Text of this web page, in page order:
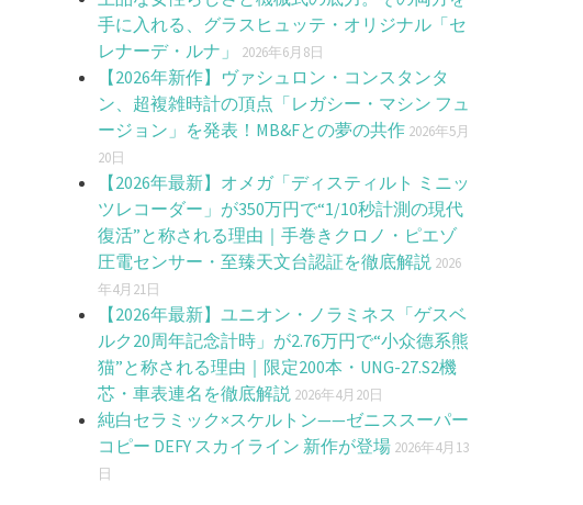
手に入れる、グラスヒュッテ・オリジナル「セ
レナーデ・ルナ」
2026年6月8日
【2026年新作】ヴァシュロン・コンスタンタ
ン、超複雑時計の頂点「レガシー・マシン フュ
ージョン」を発表！MB&Fとの夢の共作 2026年5月
20日
【2026年最新】オメガ「ディスティルト ミニッ
ツレコーダー」が350万円で“1/10秒計測の現代
復活”と称される理由｜手巻きクロノ・ピエゾ
圧電センサー・至臻天文台認証を徹底解説 2026
年4月21日
【2026年最新】ユニオン・ノラミネス「ゲスベ
ルク20周年記念計時」が2.76万円で“小众德系熊
猫”と称される理由｜限定200本・UNG-27.S2機
芯・車表連名を徹底解説 2026年4月20日
純白セラミック×スケルトン——ゼニススーパー
コピー DEFY スカイライン 新作が登場 2026年4月13
日